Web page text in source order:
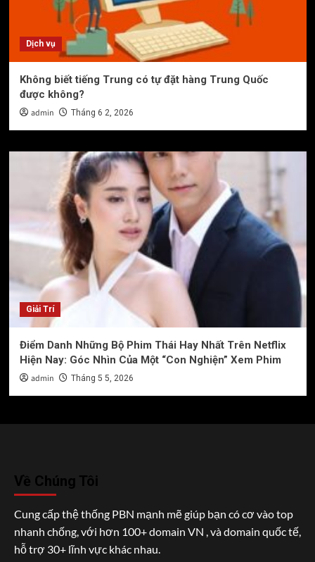
Dịch vụ
Không biết tiếng Trung có tự đặt hàng Trung Quốc
được không?
admin Tháng 6 2, 2026
Giải Trí
Điểm Danh Những Bộ Phim Thái Hay Nhất Trên Netflix
Hiện Nay: Góc Nhìn Của Một “Con Nghiện” Xem Phim
admin Tháng 5 5, 2026
Về Chúng Tôi
Cung cấp thệ thống PBN mạnh mẽ giúp bạn có cơ vào top
nhanh chống, với hơn 100+ domain VN , và domain quốc tế,
hỗ trợ 30+ lĩnh vực khác nhau.